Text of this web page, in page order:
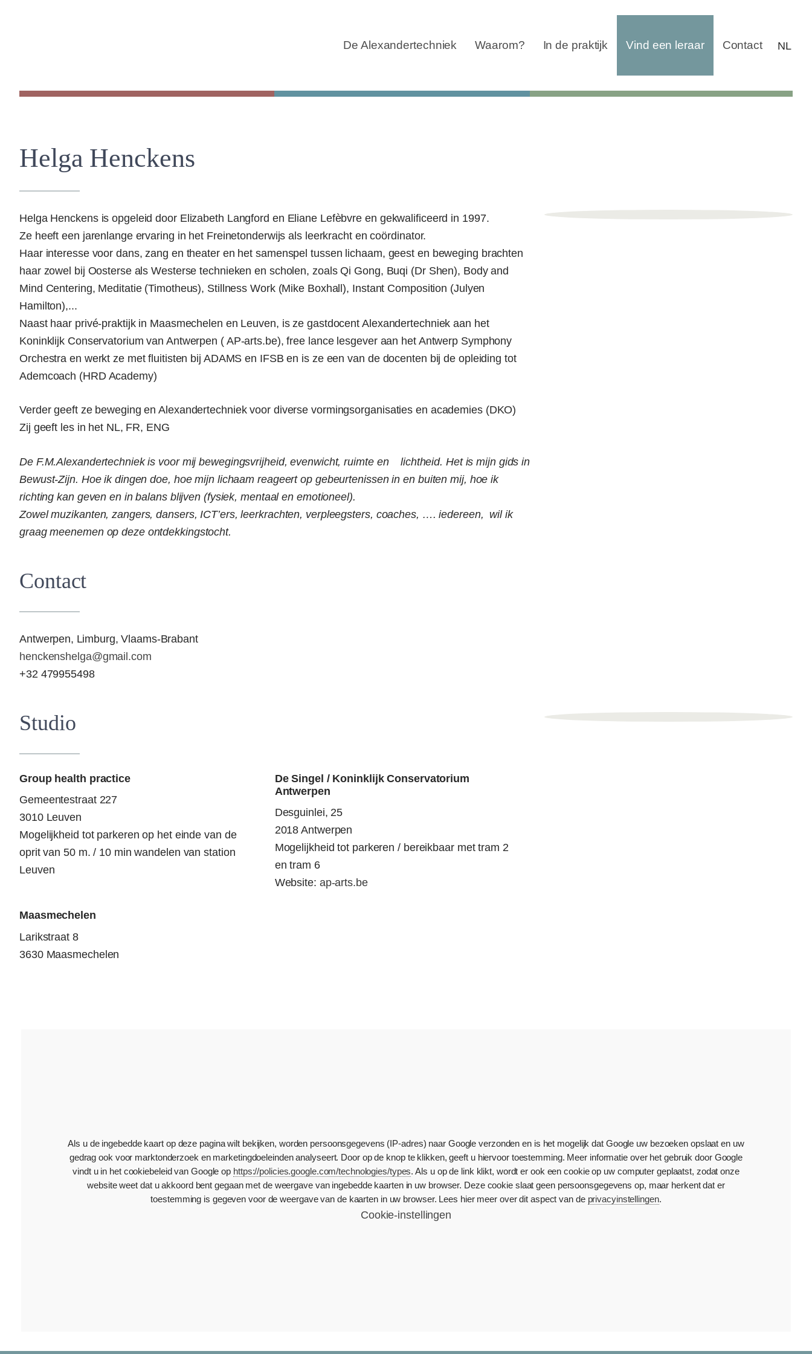
De Alexandertechniek Waarom? In de praktijk Vind een leraar Contact NL
Helga Henckens
Helga Henckens is opgeleid door Elizabeth Langford en Eliane Lefèbvre en gekwalificeerd in 1997.
Ze heeft een jarenlange ervaring in het Freinetonderwijs als leerkracht en coördinator.
Haar interesse voor dans, zang en theater en het samenspel tussen lichaam, geest en beweging brachten
haar zowel bij Oosterse als Westerse technieken en scholen, zoals Qi Gong, Buqi (Dr Shen), Body and
Mind Centering, Meditatie (Timotheus), Stillness Work (Mike Boxhall), Instant Composition (Julyen
Hamilton),...
Naast haar privé-praktijk in Maasmechelen en Leuven, is ze gastdocent Alexandertechniek aan het
Koninklijk Conservatorium van Antwerpen ( AP-arts.be), free lance lesgever aan het Antwerp Symphony
Orchestra en werkt ze met fluitisten bij ADAMS en IFSB en is ze een van de docenten bij de opleiding tot
Ademcoach (HRD Academy)
Verder geeft ze beweging en Alexandertechniek voor diverse vormingsorganisaties en academies (DKO)
Zij geeft les in het NL, FR, ENG
De F.M.Alexandertechniek is voor mij bewegingsvrijheid, evenwicht, ruimte en lichtheid. Het is mijn gids in
Bewust-Zijn. Hoe ik dingen doe, hoe mijn lichaam reageert op gebeurtenissen in en buiten mij, hoe ik
richting kan geven en in balans blijven (fysiek, mentaal en emotioneel).
Zowel muzikanten, zangers, dansers, ICT’ers, leerkrachten, verpleegsters, coaches, …. iedereen, wil ik
graag meenemen op deze ontdekkingstocht.
Contact
Antwerpen Limburg Vlaams-Brabant
henckenshelga@gmail.com
+32 479955498
Studio
Group health practice
Gemeentestraat 227
3010 Leuven
Mogelijkheid tot parkeren op het einde van de
oprit van 50 m. / 10 min wandelen van station
Leuven
De Singel / Koninklijk Conservatorium
Antwerpen
Desguinlei, 25
2018 Antwerpen
Mogelijkheid tot parkeren / bereikbaar met tram 2
en tram 6
Website: ap-arts.be
Maasmechelen
Larikstraat 8
3630 Maasmechelen
Als u de ingebedde kaart op deze pagina wilt bekijken, worden persoonsgegevens (IP-adres) naar Google verzonden en is het mogelijk dat Google uw bezoeken opslaat en uw
gedrag ook voor marktonderzoek en marketingdoeleinden analyseert. Door op de knop te klikken, geeft u hiervoor toestemming. Meer informatie over het gebruik door Google
vindt u in het cookiebeleid van Google op https://policies.google.com/technologies/types. Als u op de link klikt, wordt er ook een cookie op uw computer geplaatst, zodat onze
website weet dat u akkoord bent gegaan met de weergave van ingebedde kaarten in uw browser. Deze cookie slaat geen persoonsgegevens op, maar herkent dat er
toestemming is gegeven voor de weergave van de kaarten in uw browser. Lees hier meer over dit aspect van de privacyinstellingen.
Cookie-instellingen